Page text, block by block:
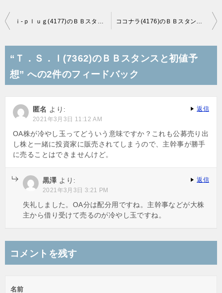
投
ビ
ゲ
シ
ョ
ｉ‐ｐｌｕｇ(4177)のＢＢスタンスと初値予想 ココナラ(4176)のＢＢスタンスと初値予想
“Ｔ．Ｓ．Ｉ(7362)のＢＢスタンスと初値予
想” への2件のフィードバック
匿名 より:
2021年3月3日 11:12 AM
OA株が冷やし玉ってどういう意味ですか？これも公募売り出
し株と一緒に投資家に販売されてしまうので、主幹事が勝手
に売ることはできませんけど。
返信
黒澤 より:
2021年3月3日 3:21 PM
失礼しました。OA分は配分用ですね。主幹事などが大株
主から借り受けて売るのが冷やし玉ですね。
返信
コメントを残す
名前